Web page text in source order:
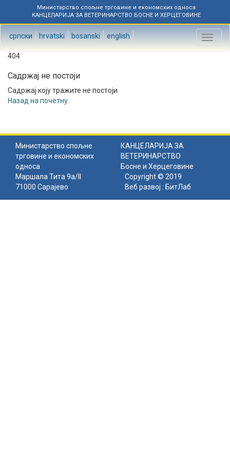
Министарство спољне трговине и економских односа
КАНЦЕЛАРИЈА ЗА ВЕТЕРИНАРСТВО БОСНЕ И ХЕРЦЕГОВИНЕ
српски hrvatski bosanski english
Toggle
404
Садржај не постоји
Садржај коју тражите не постоји.
Назад на почетну
Министарство спољне
трговине и економских
односа
КАНЦЕЛАРИЈА ЗА
ВЕТЕРИНАРСТВО
Босне и Херцеговине
Маршала Тита 9а/II
71000 Сарајево
Copyright © 2019
Веб развој : БитЛаб